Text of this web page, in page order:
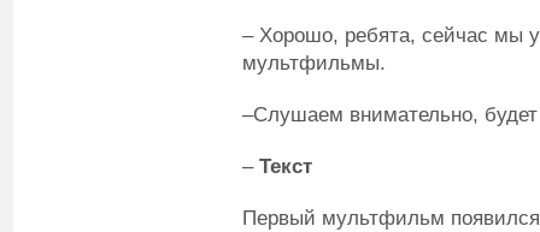
– Хорошо, ребята, сейчас мы
мультфильмы.
–Слушаем внимательно, будет
– Текст
Первый мультфильм появился